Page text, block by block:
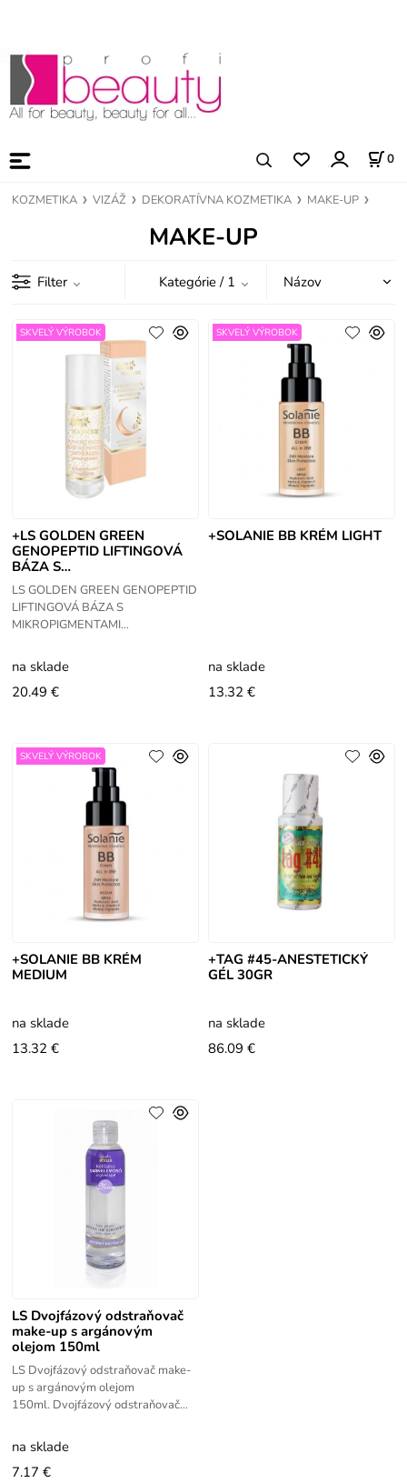
0
KOZMETIKA VIZÁŽ DEKORATÍVNA KOZMETIKA MAKE-UP
MAKE-UP
Filter Kategórie / 1
+LS GOLDEN GREEN
GENOPEPTID LIFTINGOVÁ
BÁZA S
MIKROPIGMENTAMI 30ML
LS GOLDEN GREEN GENOPEPTID
LIFTINGOVÁ BÁZA S
MIKROPIGMENTAMI
viditeľne voľným okom, redukuje
výskyt jemných liniek
SKVELÝ VÝROBOK
na sklade
20.49 €
+SOLANIE BB KRÉM LIGHT
SKVELÝ VÝROBOK
na sklade
13.32 €
+SOLANIE BB KRÉM
MEDIUM
SKVELÝ VÝROBOK
na sklade
13.32 €
+TAG #45-ANESTETICKÝ
GÉL 30GR
na sklade
86.09 €
LS Dvojfázový odstraňovač
make-up s argánovým
olejom 150ml
LS Dvojfázový odstraňovač make-
up s argánovým olejom
150ml. Dvojfázový odstraňovač
odstrániť aj vodeodolný make-up.
Po
na sklade
7.17 €